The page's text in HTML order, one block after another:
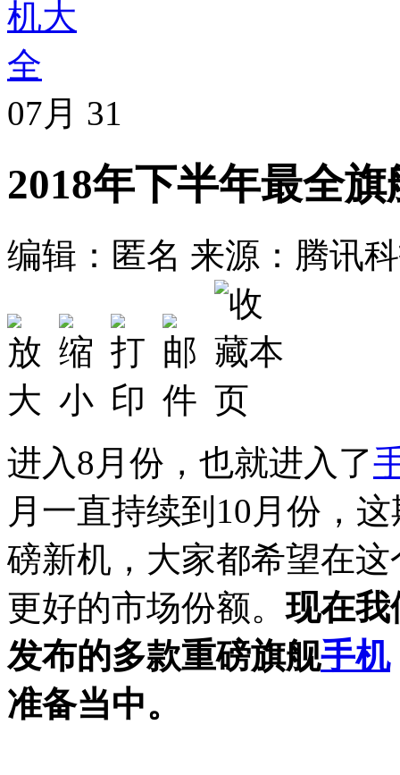
07月 31
2018年下半年最全
编辑：匿名 来源：腾讯
进入8月份，也就进入了
月一直持续到10月份，
磅新机，大家都希望在
更好的市场份额。现在我
发布的多款重磅旗舰手机
准备当中。